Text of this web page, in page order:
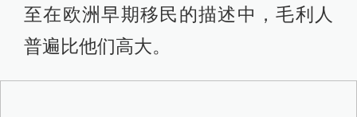
没的地方生活，并以恐鸟为主要食物
来源，直到大规模的捕杀使得恐鸟灭
绝为止（并导致世界上最大的一种猛